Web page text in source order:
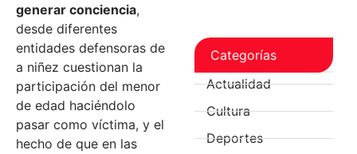
generar conciencia,
desde diferentes
entidades defensoras de
a niñez cuestionan la
participación del menor
de edad haciéndolo
pasar como víctima, y el
hecho de que en las
Categorías
Actualidad
Cultura
Deportes